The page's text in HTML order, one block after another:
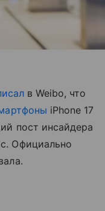
в Weibo, что
iPhone 17
пост инсайдера
Официально